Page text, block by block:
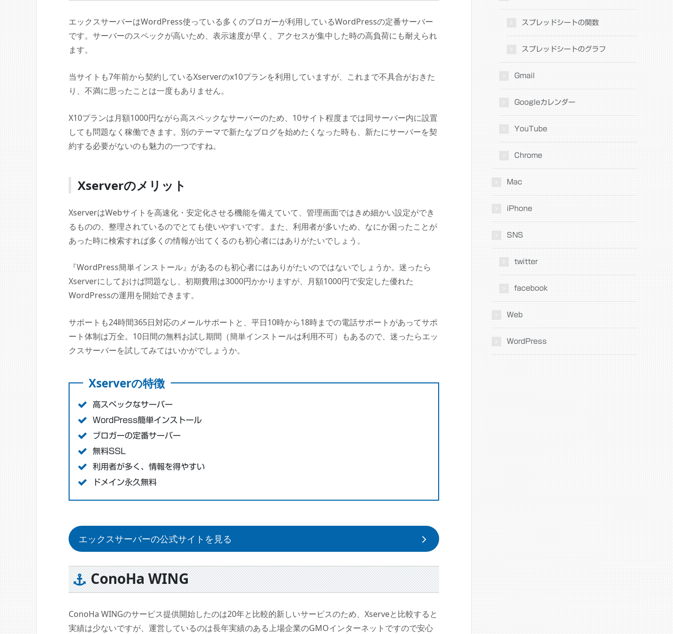
エックスサーバーはWordPress使っている多くのブロガーが利用しているWordPressの定番サーバー
です。サーバーのスペックが高いため、表示速度が早く、アクセスが集中した時の高負荷にも耐えられ
ます。
当サイトも7年前から契約しているXserverのx10プランを利用していますが、これまで不具合がおきた
り、不満に思ったことは一度もありません。
X10プランは月額1000円ながら高スペックなサーバーのため、10サイト程度までは同サーバー内に設置
しても問題なく稼働できます。別のテーマで新たなブログを始めたくなった時も、新たにサーバーを契
約する必要がないのも魅力の一つですね。
Xserverのメリット
XserverはWebサイトを高速化・安定化させる機能を備えていて、管理画面ではきめ細かい設定ができ
るものの、整理されているのでとても使いやすいです。また、利用者が多いため、なにか困ったことが
あった時に検索すれば多くの情報が出てくるのも初心者にはありがたいでしょう。
『WordPress簡単インストール』があるのも初心者にはありがたいのではないでしょうか。迷ったら
Xserverにしておけば問題なし、初期費用は3000円かかりますが、月額1000円で安定した優れた
WordPressの運用を開始できます。
サポートも24時間365日対応のメールサポートと、平日10時から18時までの電話サポートがあってサポ
ート体制は万全。10日間の無料お試し期間（簡単インストールは利用不可）もあるので、迷ったらエッ
クスサーバーを試してみてはいかがでしょうか。
Xserverの特徴
高スペックなサーバー
WordPress簡単インストール
ブロガーの定番サーバー
無料SSL
利用者が多く、情報を得やすい
ドメイン永久無料
エックスサーバーの公式サイトを見る
ConoHa WING
ConoHa WINGのサービス提供開始したのは20年と比較的新しいサービスのため、Xserveと比較すると
実績は少ないですが、運営しているのは長年実績のある上場企業のGMOインターネットですので安心
スプレッドシートの関数
スプレッドシートのグラフ
Gmail
Googleカレンダー
YouTube
Chrome
Mac
iPhone
SNS
twitter
facebook
Web
WordPress